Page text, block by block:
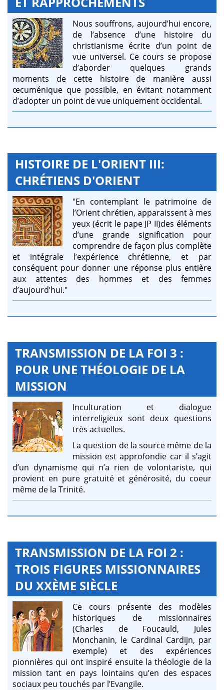
Nous souffrons, aujourd’hui encore,
de l’absence d’une histoire du
christianisme écrite d’un point de
vue universel. Ce cours se propose
d’aborder quelques grands
moments de cette histoire de manière aussi
œcuménique que possible, en évitant notamment
d’adopter un point de vue uniquement occidental.
HISTOIRE DE L'ORIENT III:
CHRÉTIENS D'ORIENT
"En contemplant le patrimoine de
l’Orient chrétien, apparaissent à mes
yeux (écrit le pape JP II)des éléments
d’une grande signification pour
comprendre de façon plus complète
et intégrale l’expérience chrétienne, et par
conséquent pour donner une réponse plus entière
aux attentes des hommes et des femmes
d’aujourd’hui."
TRANSMISSION DE LA FOI 3 :
POUR UNE THÉOLOGIE DE LA
MISSION
Inculturation et dialogue
interreligieux sont deux questions
très actuelles.
La question de la source même de la
mission est approfondie car il s’agit
d’un dynamisme qui n’a rien de volontariste, qui
provient en pure gratuité et générosité, du coeur
même de la Trinité.
TRANSMISSION DE LA FOI 2 :
TROIS FIGURES MISSIONNAIRES
DU XXÈME SIÈCLE
Ce cours présente des modèles
historiques de missionnaires
(Charles de Foucauld, Jules
Monchanin, le Cardinal Cardijn, par
exemple) et des expériences
pionnières qui ont inspiré ensuite la théologie de la
mission tant en pays lointains qu’en des espaces
sociaux peu touchés par l’Evangile.